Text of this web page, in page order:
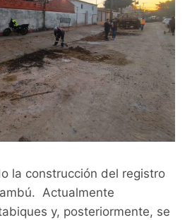
la construcción del registro
Actualmente
y, posteriormente, se